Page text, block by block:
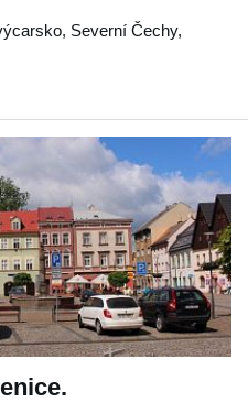
, Severní Čechy,